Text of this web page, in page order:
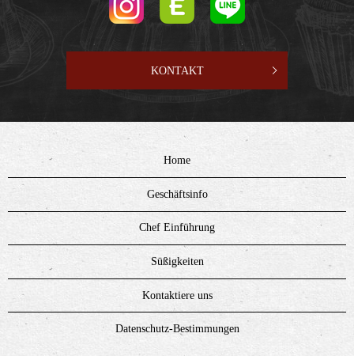
KONTAKT
Home
Geschäftsinfo
Chef Einführung
Süßigkeiten
Kontaktiere uns
Datenschutz-Bestimmungen